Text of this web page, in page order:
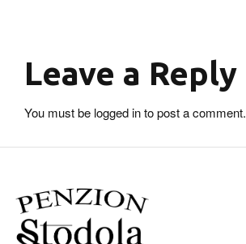
Leave a Reply
You must be logged into post a comment.